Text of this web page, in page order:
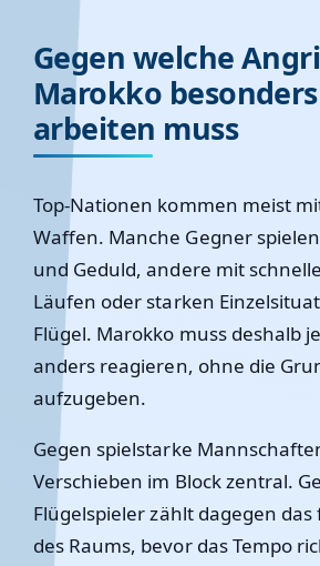
Gegen welche
Marokko
arbeiten muss
Top-Nationen kommen meist
Waffen. Manche Gegner
und Geduld, andere mit
Läufen oder starken
Flügel. Marokko muss deshalb
anders reagieren, ohne die
aufzugeben.
Gegen spielstarke
Verschieben im Block zentral.
Flügelspieler zählt dagegen
des Raums, bevor das Tempo